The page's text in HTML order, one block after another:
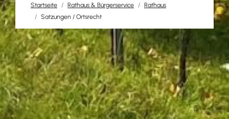
Startseite Rathaus & Bürgerservice
Rathaus
Satzungen / Ortsrecht